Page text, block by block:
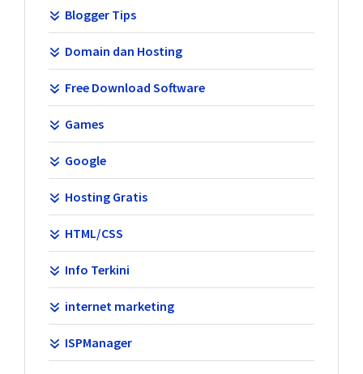
Blogger Tips
Domain dan Hosting
Free Download Software
Games
Google
Hosting Gratis
HTML/CSS
Info Terkini
internet marketing
ISPManager